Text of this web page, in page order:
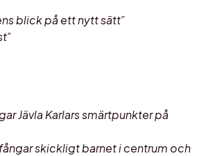
blick på ett nytt sätt”
Jävla Karlars smärtpunkter på
skickligt barnet i centrum och